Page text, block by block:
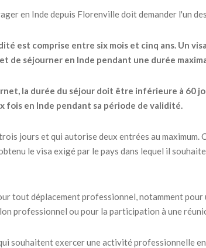
en Inde depuis Florenville doit demander l'un
est comprise entre six mois et cinq ans. Un
de séjourner en Inde pendant une durée
la durée du séjour doit être inférieure à 60
fois en Inde pendant sa période de validité.
jours et qui autorise deux entrées au maximum.
le visa exigé par le pays dans lequel il
tout déplacement professionnel, notamment pour
professionnel ou pour la participation à une
souhaitent exercer une activité professionnelle